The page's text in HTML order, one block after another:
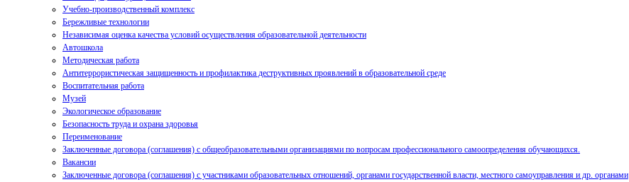
Учебно-производственный комплекс
Бережливые технологии
Независимая оценка качества условий осуществления образовательной деятельности
Автошкола
Методическая работа
Антитеррористическая защищенность и профилактика деструктивных проявлений в образовательной среде
Воспитательная работа
Музей
Экологическое образование
Безопасность труда и охрана здоровья
Переименование
Заключенные договора (соглашения) с общеобразовательными организациями по вопросам профессионального самоопределения обучающихся.
Вакансии
Заключенные договора (соглашения) с участниками образовательных отношений, органами государственной власти, местного самоуправления и др. органами